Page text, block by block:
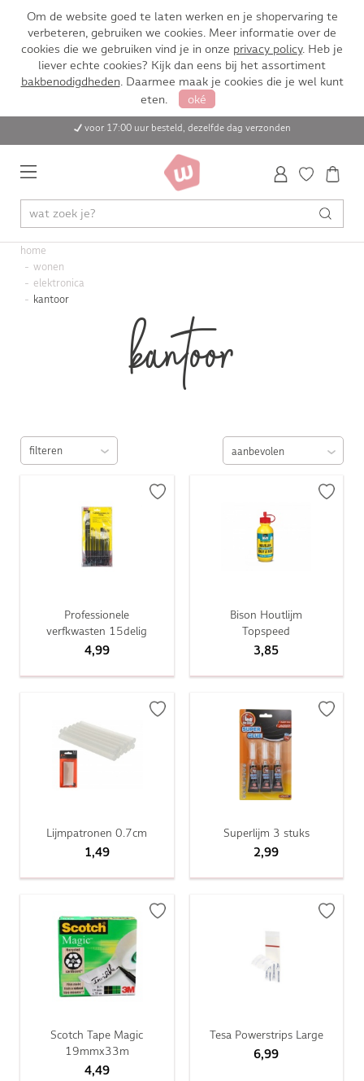
Om de website goed te laten werken en je shopervaring te
verbeteren, gebruiken we cookies. Meer informatie over de
cookies die we gebruiken vind je in onze privacy policy. Heb je
liever echte cookies? Kijk dan eens bij het assortiment
bakbenodigdheden. Daarmee maak je cookies die je wel kunt
eten.
oké
voor 17:00 uur besteld, dezelfde dag verzonden
home
wonen
elektronica
kantoor
kantoor
filteren
Professionele
verfkwasten 15delig
4,99
Bison Houtlijm
Topspeed
3,85
Lijmpatronen 0.7cm
1,49
Superlijm 3 stuks
2,99
Scotch Tape Magic
19mmx33m
4,49
Tesa Powerstrips Large
6,99